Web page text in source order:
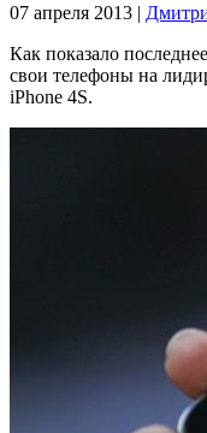
07 апреля 2013 |
Как показало
свои телефоны на
iPhone 4S.